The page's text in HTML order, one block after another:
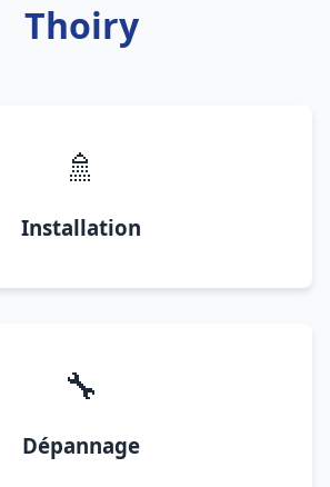
Thoiry
🚿
Installation
🔧
Dépannage